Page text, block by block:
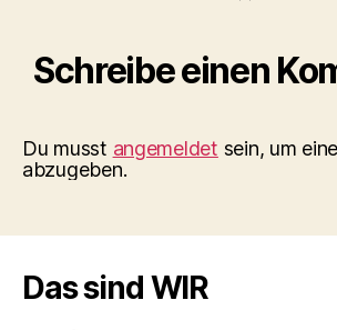
Schreibe einen
Du musst angemeldet sein, um
abzugeben.
Das sind WIR